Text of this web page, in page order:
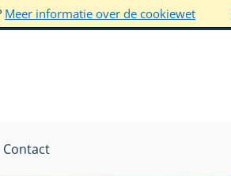
Meer informatie over de cookiewet
Contact